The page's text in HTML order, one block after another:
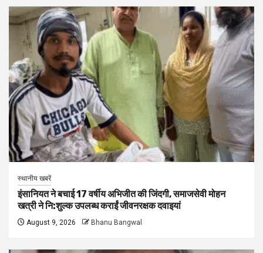
स्थानीय खबरें
इंसानियत ने बचाई 17 वर्षीय अभिजीत की जिंदगी, समाजसेवी मोहन
खत्री ने नि:शुल्क उपलब्ध कराईं जीवनरक्षक दवाइयां
August 9, 2026 Bhanu Bangwal